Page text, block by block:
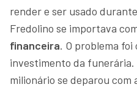
render e ser usado
Fredolino se importava
financeira. O problema
investimento da funerária.
milionário se deparou com